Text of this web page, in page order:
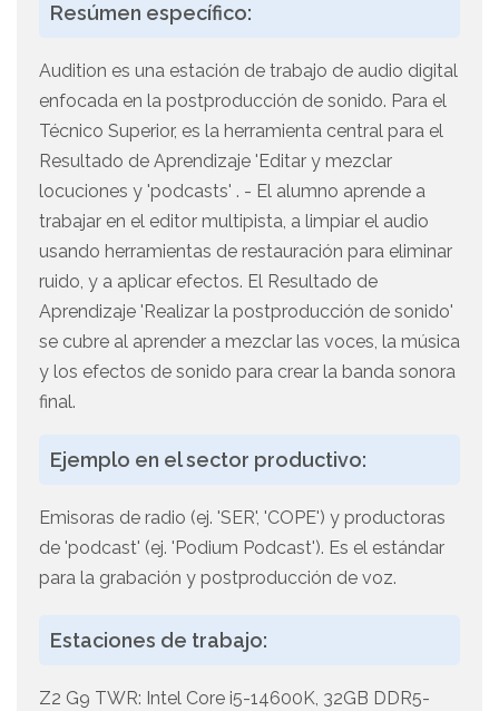
Resúmen específico:
Audition es una estación de trabajo de audio digital
enfocada en la postproducción de sonido. Para el
Técnico Superior, es la herramienta central para el
Resultado de Aprendizaje 'Editar y mezclar
locuciones y 'podcasts' . - El alumno aprende a
trabajar en el editor multipista, a limpiar el audio
usando herramientas de restauración para eliminar
ruido, y a aplicar efectos. El Resultado de
Aprendizaje 'Realizar la postproducción de sonido'
se cubre al aprender a mezclar las voces, la música
y los efectos de sonido para crear la banda sonora
final.
Ejemplo en el sector productivo:
Emisoras de radio (ej. 'SER', 'COPE') y productoras
de 'podcast' (ej. 'Podium Podcast'). Es el estándar
para la grabación y postproducción de voz.
Estaciones de trabajo:
Z2 G9 TWR: Intel Core i5-14600K, 32GB DDR5-